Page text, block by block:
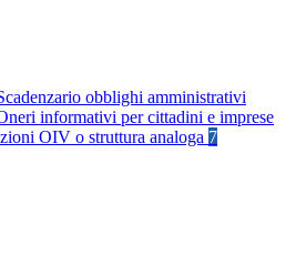
obblighi amministrativi
informativi per cittadini e imprese
OIV o struttura analoga 7